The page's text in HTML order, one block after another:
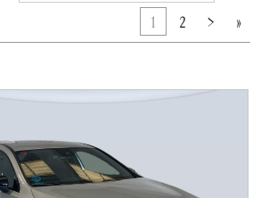
1 2 > »